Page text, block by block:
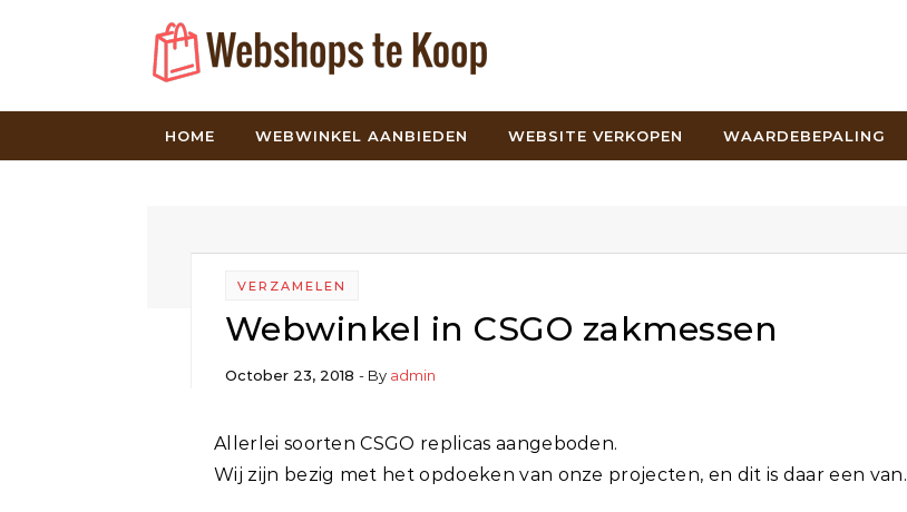
HOME WEBWINKEL AANBIEDEN WEBSITE VERKOPEN WAARDEBEPALING
VERZAMELEN
Webwinkel in CSGO zakmessen
October 23, 2018 - By admin
Allerlei soorten CSGO replicas aangeboden.
Wij zijn bezig met het opdoeken van onze projecten, en dit is daar een van.